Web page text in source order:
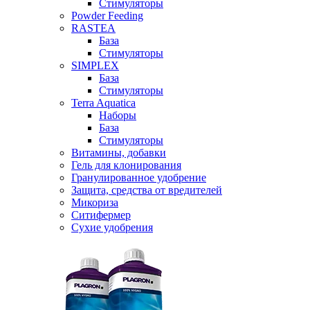
Стимуляторы
Powder Feeding
RASTEA
База
Стимуляторы
SIMPLEX
База
Стимуляторы
Terra Aquatica
Наборы
База
Стимуляторы
Витамины, добавки
Гель для клонирования
Гранулированное удобрение
Защита, средства от вредителей
Микориза
Ситифермер
Сухие удобрения